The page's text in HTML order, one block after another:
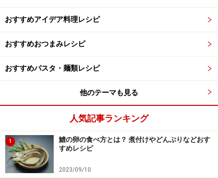
おすすめアイデア料理レシピ
おすすめおつまみレシピ
おすすめパスタ・麺類レシピ
他のテーマも見る
人気記事ランキング
1
鱧の卵の食べ方とは？ 煮付けやどんぶりなどおす
すめレシピ
2023/09/10